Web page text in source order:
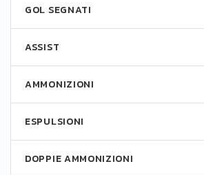
GOL SEGNATI
ASSIST
AMMONIZIONI
ESPULSIONI
DOPPIE AMMONIZIONI